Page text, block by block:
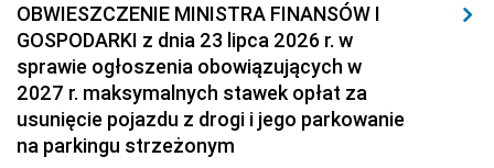
OBWIESZCZENIE MINISTRA FINANSÓW I
GOSPODARKI z dnia 23 lipca 2026 r. w
sprawie ogłoszenia obowiązujących w
2027 r. maksymalnych stawek opłat za
usunięcie pojazdu z drogi i jego parkowanie
na parkingu strzeżonym